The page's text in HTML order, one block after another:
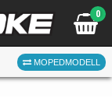
0
MOPEDMODELL